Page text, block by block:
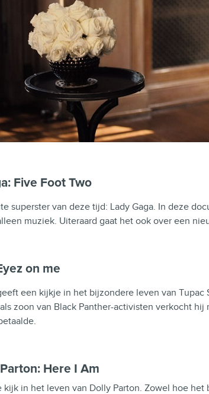
Five Foot Two
superster van deze tijd: Lady Gaga. In deze
muziek. Uiteraard gaat het ook over een
on me
een kijkje in het bijzondere leven van
zoon van Black Panther-activisten verkocht
Here I Am
kijk in het leven van Dolly Parton. Zowel hoe